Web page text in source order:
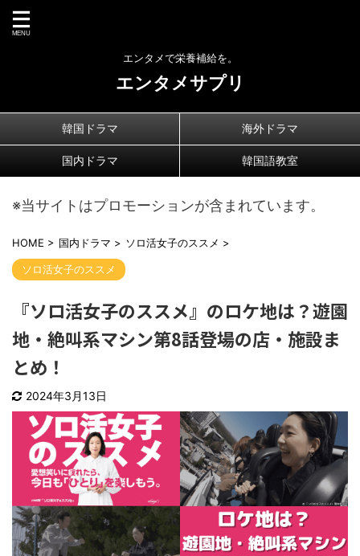
エンタメで栄養補給を。
エンタメサプリ
韓国ドラマ 海外ドラマ
国内ドラマ 韓国語教室
※当サイトはプロモーションが含まれています。
HOME > 国内ドラマ > ソロ活女子のススメ >
ソロ活女子のススメ
『ソロ活女子のススメ』のロケ地は？遊園
地・絶叫系マシン第8話登場の店・施設ま
とめ！
2024年3月13日